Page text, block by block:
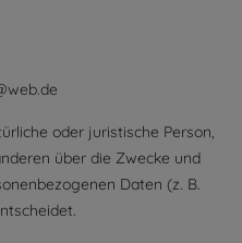
oder juristische Person,
über die Zwecke und
Daten (z. B.